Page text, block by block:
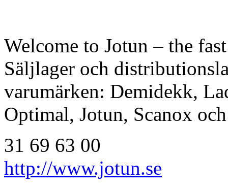
Welcome to Jotun – the
Säljlager och
varumärken: Demidekk,
Optimal, Jotun, Scanox
31 69 63 00
http://www.jotun.se